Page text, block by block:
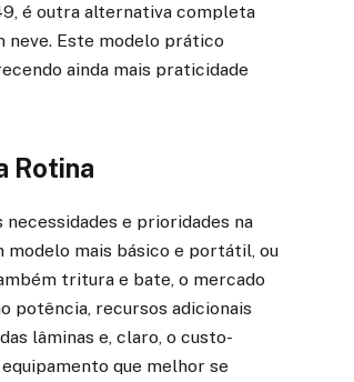
é outra alternativa completa
neve. Este modelo prático
ainda mais praticidade
Rotina
e prioridades na
modelo mais básico e portátil, ou
tritura e bate, o mercado
potência, recursos adicionais
lâminas e, claro, o custo-
que melhor se